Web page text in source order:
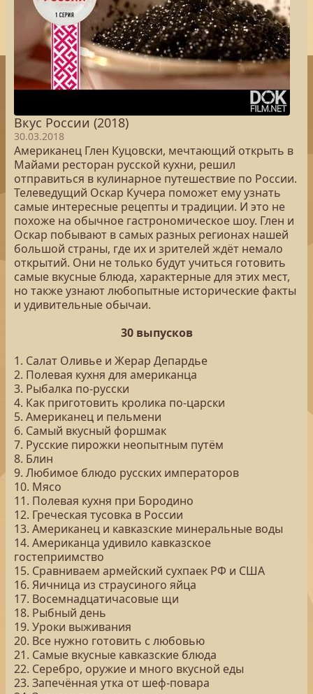
Вкус России (2018)
30.03.2018
Американец Глен Куцовски, мечтающий открыть в
Майами ресторан русской кухни, решил
отправиться в кулинарное путешествие по России.
Телеведущий Оскар Кучера поможет ему узнать
самые интересные рецепты и традиции. И это не
похоже на обычное гастрономическое шоу. Глен и
Оскар побывают в самых разных регионах нашей
большой страны, где их и зрителей ждёт немало
открытий. Они не только будут учиться готовить
самые вкусные блюда, характерные для этих мест,
но также узнают любопытные исторические факты
и удивительные обычаи.
30 выпусков
1. Салат Оливье и Жерар Депардье
2. Полевая кухня для американца
3. Рыбалка по-русски
4. Как приготовить кролика по-царски
5. Американец и пельмени
6. Самый вкусный форшмак
7. Русские пирожки неопытным путём
8. Блин
9. Любимое блюдо русских императоров
10. Мясо
11. Полевая кухня при Бородино
12. Греческая тусовка в России
13. Американец и кавказские минеральные воды
14. Американца удивило кавказское
гостеприимство
15. Сравниваем армейский сухпаек РФ и США
16. Яичница из страусиного яйца
17. Восемнадцатичасовые щи
18. Рыбный день
19. Уроки выживания
20. Все нужно готовить с любовью
21. Самые вкусные кавказские блюда
22. Серебро, оружие и много вкусной еды
23. Запечённая утка от шеф-повара